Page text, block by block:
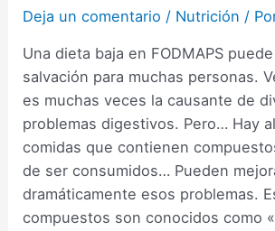
Deja un comentario / Nutrición /
Una dieta baja en FODMAPS
salvación para muchas personas.
es muchas veces la causante de
problemas digestivos. Pero… Hay
comidas que contienen
de ser consumidos… Pueden
dramáticamente esos problemas.
compuestos son conocidos como